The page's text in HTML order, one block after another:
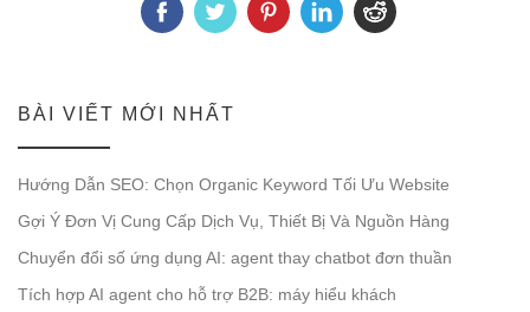
BÀI VIẾT MỚI NHẤT
Hướng Dẫn SEO: Chọn Organic Keyword Tối Ưu Website
Gợi Ý Đơn Vị Cung Cấp Dịch Vụ, Thiết Bị Và Nguồn Hàng
Chuyển đổi số ứng dụng AI: agent thay chatbot đơn thuần
Tích hợp AI agent cho hỗ trợ B2B: máy hiểu khách